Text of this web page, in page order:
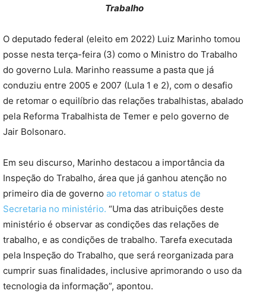
Trabalho
O deputado federal (eleito em 2022) Luiz Marinho tomou
posse nesta terça-feira (3) como o Ministro do Trabalho
do governo Lula. Marinho reassume a pasta que já
conduziu entre 2005 e 2007 (Lula 1 e 2), com o desafio
de retomar o equilíbrio das relações trabalhistas, abalado
pela Reforma Trabalhista de Temer e pelo governo de
Jair Bolsonaro.
Em seu discurso, Marinho destacou a importância da
Inspeção do Trabalho, área que já ganhou atenção no
primeiro dia de governo ao retomar o status de
Secretaria no ministério. “Uma das atribuições deste
ministério é observar as condições das relações de
trabalho, e as condições de trabalho. Tarefa executada
pela Inspeção do Trabalho, que será reorganizada para
cumprir suas finalidades, inclusive aprimorando o uso da
tecnologia da informação”, apontou.